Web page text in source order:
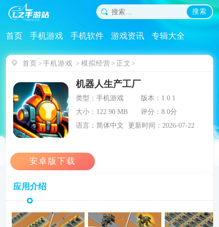
搜索
首页 手机游戏 手机软件 游戏资讯 专辑大全
首页 手机游戏 模拟经营 正文
机器人生产工厂
类型：手机游戏
版本：1.0.1
大小：122.90 MB
评分：8.0分
语言：简体中文
更新时间：2026-07-22
应用介绍